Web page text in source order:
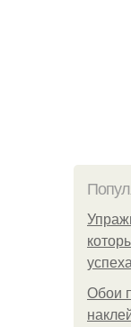
успеха
Обои